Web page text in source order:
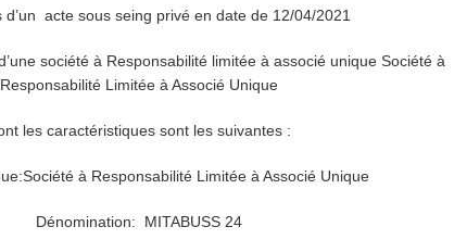
d’un acte sous seing privé en date de 12/04/2021
société à Responsabilité limitée à associé unique Société à
Responsabilité Limitée à Associé Unique
les caractéristiques sont les suivantes :
à Responsabilité Limitée à Associé Unique
Dénomination: MITABUSS 24